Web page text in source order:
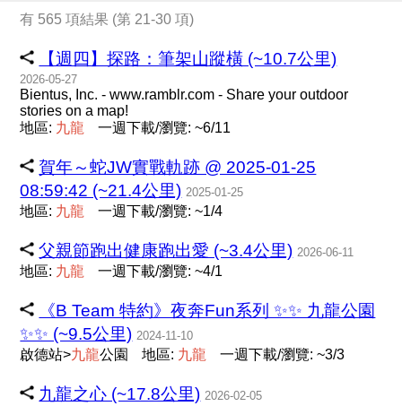
有 565 項結果 (第 21-30 項)
【週四】探路：筆架山蹤橫 (~10.7公里)
2026-05-27
Bientus, Inc. - www.ramblr.com - Share your outdoor
stories on a map!
地區: 九龍 一週下載/瀏覽: ~6/11
賀年～蛇JW實戰軌跡 @ 2025-01-25
08:59:42 (~21.4公里) 2025-01-25
地區: 九龍 一週下載/瀏覽: ~1/4
父親節跑出健康跑出愛 (~3.4公里) 2026-06-11
地區: 九龍 一週下載/瀏覽: ~4/1
《B Team 特約》夜奔Fun系列 ✨️✨️ 九龍公園
✨️✨️ (~9.5公里) 2024-11-10
啟德站>九龍公園 地區: 九龍 一週下載/瀏覽: ~3/3
九龍之心 (~17.8公里) 2026-02-05